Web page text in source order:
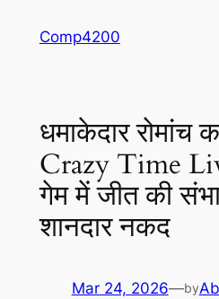
Comp4200
धमाकेदार
Crazy Time
गेम में जीत की
शानदार नकद
Mar 24, 2026—by